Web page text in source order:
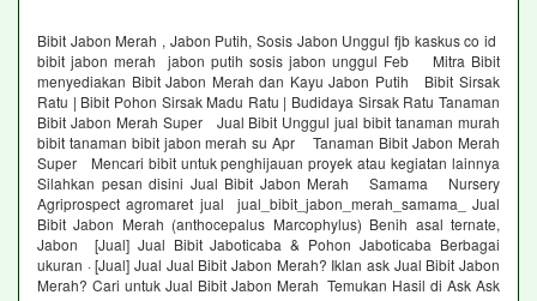
Bibit Jabon Merah , Jabon Putih, Sosis Jabon Unggul fjb kaskus co id
bibit jabon merah jabon putih sosis jabon unggul Feb Mitra Bibit
menyediakan Bibit Jabon Merah dan Kayu Jabon Putih Bibit Sirsak
Ratu | Bibit Pohon Sirsak Madu Ratu | Budidaya Sirsak Ratu Tanaman
Bibit Jabon Merah Super Jual Bibit Unggul jual bibit tanaman murah
bibit tanaman bibit jabon merah su Apr Tanaman Bibit Jabon Merah
Super Mencari bibit untuk penghijauan proyek atau kegiatan lainnya
Silahkan pesan disini Jual Bibit Jabon Merah Samama Nursery
Agriprospect agromaret jual jual_bibit_jabon_merah_samama_ Jual
Bibit Jabon Merah (anthocepalus Marcophylus) Benih asal ternate,
Jabon [Jual] Jual Bibit Jaboticaba & Pohon Jaboticaba Berbagai
ukuran · [Jual] Jual Jual Bibit Jabon Merah? Iklan ask Jual Bibit Jabon
Merah? Cari untuk Jual Bibit Jabon Merah Temukan Hasil di Ask Ask